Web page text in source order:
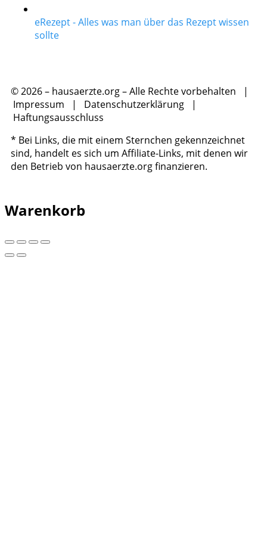
eRezept - Alles was man über das Rezept wissen
sollte
© 2026 – hausaerzte.org – Alle Rechte vorbehalten |
Impressum | Datenschutzerklärung |
Haftungsausschluss
* Bei Links, die mit einem Sternchen gekennzeichnet
sind, handelt es sich um Affiliate-Links, mit denen wir
den Betrieb von hausaerzte.org finanzieren.
Warenkorb